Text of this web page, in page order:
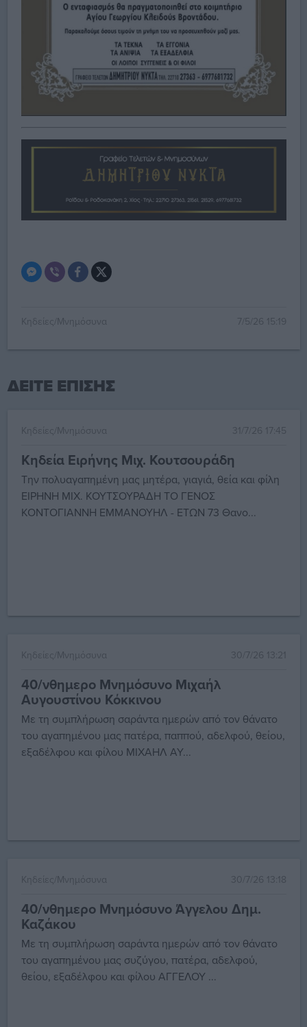
Κηδείες/Μνημόσυνα 7/5/26 15:19
ΔΕΙΤΕ ΕΠΙΣΗΣ
Κηδείες/Μνημόσυνα 31/7/26 17:45
Κηδεία Ειρήνης Μιχ. Κουτσουράδη
Την πολυαγαπημένη μας μητέρα, γιαγιά, θεία και φίλη
ΕΙΡΗΝΗ ΜΙΧ. ΚΟΥΤΣΟΥΡΑΔΗ ΤΟ ΓΕΝΟΣ
ΚΟΝΤΟΓΙΑΝΝΗ ΕΜΜΑΝΟΥΗΛ - ΕΤΩΝ 73 Θανο...
Κηδείες/Μνημόσυνα 30/7/26 13:21
40/νθημερο Μνημόσυνο Μιχαήλ
Αυγουστίνου Κόκκινου
Με τη συμπλήρωση σαράντα ημερών από τον θάνατο
του αγαπημένου μας πατέρα, παππού, αδελφού, θείου,
εξαδέλφου και φίλου ΜΙΧΑΗΛ ΑΥ...
Κηδείες/Μνημόσυνα 30/7/26 13:18
40/νθημερο Μνημόσυνο Άγγελου Δημ.
Καζάκου
Με τη συμπλήρωση σαράντα ημερών από τον θάνατο
του αγαπημένου μας συζύγου, πατέρα, αδελφού,
θείου, εξαδέλφου και φίλου ΑΓΓΕΛΟΥ ...